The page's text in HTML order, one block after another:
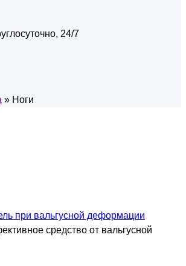
24/7
» Ноги
при вальгусной деформации
средство от вальгусной